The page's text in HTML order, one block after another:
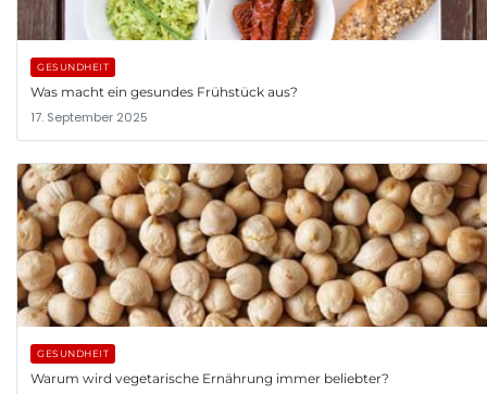
GESUNDHEIT
Was macht ein gesundes Frühstück aus?
17. September 2025
GESUNDHEIT
Warum wird vegetarische Ernährung immer beliebter?